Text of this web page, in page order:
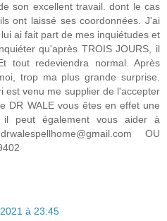
son excellent travail. dont le cas
ont laissé ses coordonnées. J'ai
ai fait part de mes inquiétudes et
qu'après TROIS JOURS, il
tout redeviendra normal. Après
trop ma plus grande surprise.
est venu me supplier de l'accepter
DR WALE vous êtes en effet une
il peut également vous aider à
OU
à 23:45